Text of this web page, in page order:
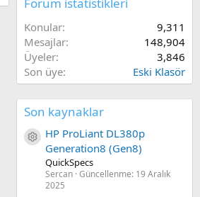
Konular
9,311
Mesajlar
148,904
Üyeler
3,846
Son üye
Eski Klasör
Son kaynaklar
Kaynak ikon/amblem
HP ProLiant DL380p
Generation8 (Gen8)
QuickSpecs
Sercan Güncellenme: 19 Aralık
2025